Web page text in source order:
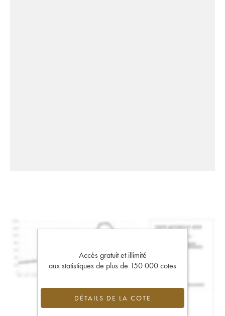
Accès gratuit et illimité
aux statistiques de plus de 150 000 cotes
DÉTAILS DE LA COTE